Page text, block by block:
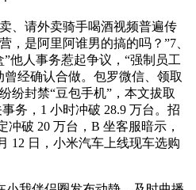
请外卖骑手喝酒视频普遍传
，是阿里阿谁男的搞的吗？”7、
他人事务惹起争议，“强制员工
经确认合做。包罗微信、领取
纷封禁“豆包手机”，本文拔取
务，1 小时冲破 28.9 万台。招
破 20 万台，B 坐客服暗示，
12 日，小米汽车上线现车选购